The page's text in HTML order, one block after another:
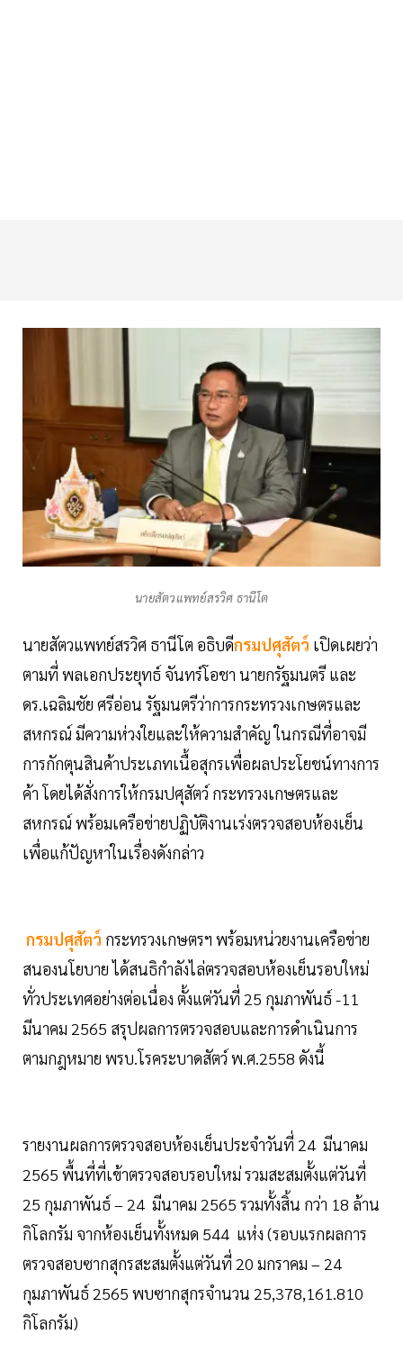
นายสัตวแพทย์สรวิศ ธานีโต
นายสัตวแพทย์สรวิศ ธานีโต อธิบดีกรมปศุสัตว์ เปิดเผยว่า
ตามที่ พลเอกประยุทธ์ จันทร์โอชา นายกรัฐมนตรี และ
ดร.เฉลิมชัย ศรีอ่อน รัฐมนตรีว่าการกระทรวงเกษตรและ
สหกรณ์ มีความห่วงใยและให้ความสำคัญ ในกรณีที่อาจมี
การกักตุนสินค้าประเภทเนื้อสุกรเพื่อผลประโยชน์ทางการ
ค้า โดยได้สั่งการให้กรมปศุสัตว์ กระทรวงเกษตรและ
สหกรณ์ พร้อมเครือข่ายปฏิบัติงานเร่งตรวจสอบห้องเย็น
เพื่อแก้ปัญหาในเรื่องดังกล่าว
กรมปศุสัตว์ กระทรวงเกษตรฯ พร้อมหน่วยงานเครือข่าย
สนองนโยบาย ได้สนธิกำลังไล่ตรวจสอบห้องเย็นรอบใหม่
ทั่วประเทศอย่างต่อเนื่อง ตั้งแต่วันที่ 25 กุมภาพันธ์ -11
มีนาคม 2565 สรุปผลการตรวจสอบและการดำเนินการ
ตามกฎหมาย พรบ.โรคระบาดสัตว์ พ.ศ.2558 ดังนี้
รายงานผลการตรวจสอบห้องเย็นประจำวันที่ 24 มีนาคม
2565 พื้นที่ที่เข้าตรวจสอบรอบใหม่ รวมสะสมตั้งแต่วันที่
25 กุมภาพันธ์ – 24 มีนาคม 2565 รวมทั้งสิ้น กว่า 18 ล้าน
กิโลกรัม จากห้องเย็นทั้งหมด 544 แห่ง (รอบแรกผลการ
ตรวจสอบซากสุกรสะสมตั้งแต่วันที่ 20 มกราคม – 24
กุมภาพันธ์ 2565 พบซากสุกรจำนวน 25,378,161.810
กิโลกรัม)